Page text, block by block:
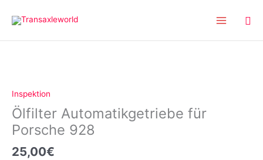
Inhalt
Inspektion
Ölfilter Automatikgetriebe für
Porsche 928
25,00€
Porsche
928
Menge